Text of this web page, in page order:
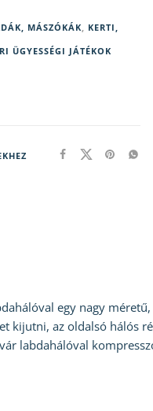
MÁSZÓKÁK, KERTI,
ÜGYESSÉGI JÁTÉKOK
egy nagy méretű,
kijutni, az oldalsó hálós
labdahálóval